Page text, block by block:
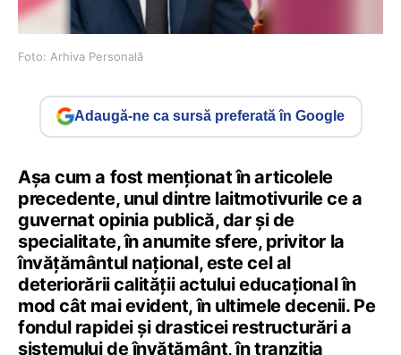
Foto: Arhiva Personală
Adaugă-ne ca sursă preferată în Google
Așa cum a fost menționat în articolele
precedente, unul dintre laitmotivurile ce a
guvernat opinia publică, dar și de
specialitate, în anumite sfere, privitor la
învățământul național, este cel al
deteriorării calității actului educațional în
mod cât mai evident, în ultimele decenii. Pe
fondul rapidei și drasticei restructurări a
sistemului de învățământ, în tranziția